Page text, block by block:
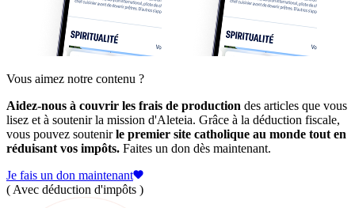
Vous aimez notre contenu ?
Aidez-nous à couvrir les frais de production des articles que vous
lisez et à soutenir la mission d'Aleteia. Grâce à la déduction fiscale,
vous pouvez soutenirle premier site catholique au monde tout en
réduisant vos impôts. Faites un don dès maintenant.
Je fais un don maintenant
( Avec déduction d'impôts )